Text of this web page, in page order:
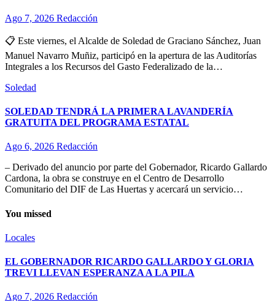
Ago 7, 2026 Redacción
📋 Este viernes, el Alcalde de Soledad de Graciano Sánchez, Juan
Manuel Navarro Muñiz, participó en la apertura de las Auditorías
Integrales a los Recursos del Gasto Federalizado de la…
Soledad
SOLEDAD TENDRÁ LA PRIMERA LAVANDERÍA
GRATUITA DEL PROGRAMA ESTATAL
Ago 6, 2026 Redacción
– Derivado del anuncio por parte del Gobernador, Ricardo Gallardo
Cardona, la obra se construye en el Centro de Desarrollo
Comunitario del DIF de Las Huertas y acercará un servicio…
You missed
Locales
EL GOBERNADOR RICARDO GALLARDO Y GLORIA
TREVI LLEVAN ESPERANZA A LA PILA
Ago 7, 2026 Redacción